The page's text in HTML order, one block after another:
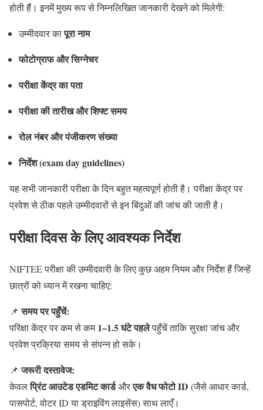
होती हैं। इनमें मुख्य रूप से निम्नलिखित जानकारी देखने को मिलेगी:
उम्मीदवार कापूरा नाम
फोटोग्राफ और सिग्नेचर
परीक्षा केंद्र का पता
परीक्षा की तारीख और शिफ्ट समय
रोल नंबर और पंजीकरण संख्या
निर्देश (exam day guidelines)
यह सभी जानकारी परीक्षा के दिन बहुत महत्वपूर्ण होती है। परीक्षा केंद्र पर
प्रवेश से ठीक पहले उम्मीदवारों से इन बिंदुओं की जांच की जाती है।
परीक्षा दिवस के लिए आवश्यक निर्देश
NIFTEE परीक्षा की उम्मीदवारी के लिए कुछ अहम नियम और निर्देश हैं जिन्हें
छात्रों को ध्यान में रखना चाहिए:
📌समय पर पहुँचें:
परिक्षा केंद्र पर कम से कम1–1.5 घंटे पहलेपहुँचें ताकि सुरक्षा जांच और
प्रवेश प्रक्रिया समय से संपन्न हो सके।
📌जरूरी दस्तावेज:
केवलप्रिंट आउटेड एडमिट कार्डऔरएक वैध फोटो ID (जैसे आधार कार्ड,
पासपोर्ट, वोटर ID या ड्राइविंग लाइसेंस) साथ लाएँ।